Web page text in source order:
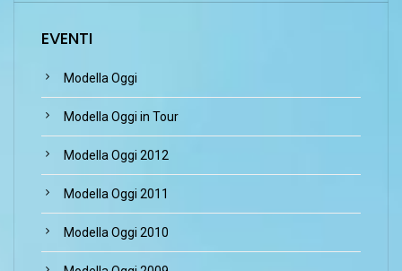
EVENTI
Modella Oggi
Modella Oggi in Tour
Modella Oggi 2012
Modella Oggi 2011
Modella Oggi 2010